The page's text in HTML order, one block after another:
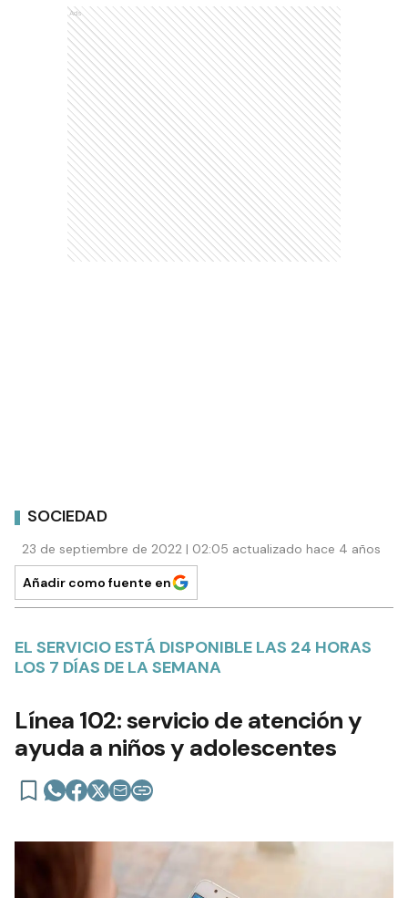
Ads
SOCIEDAD
23 de septiembre de 2022 | 02:05 actualizado hace 4 años
Añadir como fuente en
EL SERVICIO ESTÁ DISPONIBLE LAS 24 HORAS
LOS 7 DÍAS DE LA SEMANA
Línea 102: servicio de atención y
ayuda a niños y adolescentes